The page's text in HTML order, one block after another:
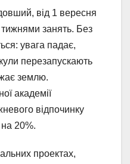
від 1 вересня
тижнями занять. Без
увага падає,
перезапускають
землю.
академії
відпочинку
на 20%.
проектах,